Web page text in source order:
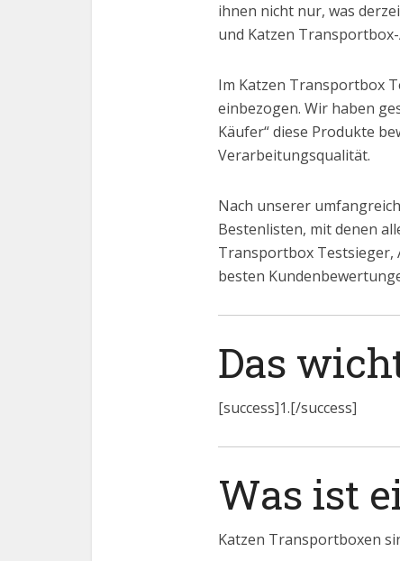
ihnen nicht nur, was
und Katzen
Im Katzen Transportbox
einbezogen. Wir haben
Käufer“ diese Produkte
Verarbeitungsqualität.
Nach unserer
Bestenlisten, mit denen
Transportbox Testsieger,
besten
Das
[success]1.[/success]
Was ist
Katzen Transportboxen